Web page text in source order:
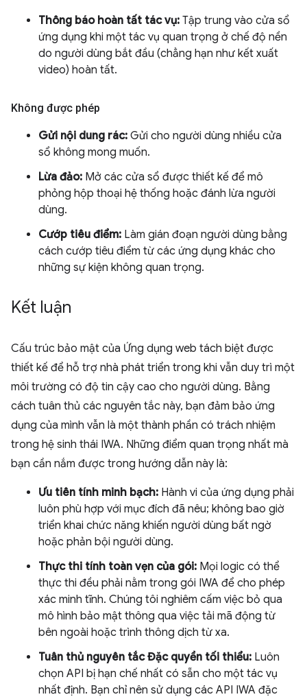
Thông báo hoàn tất tác vụ: Tập trung vào cửa sổ
ứng dụng khi một tác vụ quan trọng ở chế độ nền
do người dùng bắt đầu (chẳng hạn như kết xuất
video) hoàn tất.
Không được phép
Gửi nội dung rác: Gửi cho người dùng nhiều cửa
sổ không mong muốn.
Lừa đảo: Mở các cửa sổ được thiết kế để mô
phỏng hộp thoại hệ thống hoặc đánh lừa người
dùng.
Cướp tiêu điểm: Làm gián đoạn người dùng bằng
cách cướp tiêu điểm từ các ứng dụng khác cho
những sự kiện không quan trọng.
Kết luận
Cấu trúc bảo mật của Ứng dụng web tách biệt được
thiết kế để hỗ trợ nhà phát triển trong khi vẫn duy trì một
môi trường có độ tin cậy cao cho người dùng. Bằng
cách tuân thủ các nguyên tắc này, bạn đảm bảo ứng
dụng của mình vẫn là một thành phần có trách nhiệm
trong hệ sinh thái IWA. Những điểm quan trọng nhất mà
bạn cần nắm được trong hướng dẫn này là:
Ưu tiên tính minh bạch: Hành vi của ứng dụng phải
luôn phù hợp với mục đích đã nêu; không bao giờ
triển khai chức năng khiến người dùng bất ngờ
hoặc phản bội người dùng.
Thực thi tính toàn vẹn của gói: Mọi logic có thể
thực thi đều phải nằm trong gói IWA để cho phép
xác minh tĩnh. Chúng tôi nghiêm cấm việc bỏ qua
mô hình bảo mật thông qua việc tải mã động từ
bên ngoài hoặc trình thông dịch từ xa.
Tuân thủ nguyên tắc Đặc quyền tối thiểu: Luôn
chọn API bị hạn chế nhất có sẵn cho một tác vụ
nhất định. Bạn chỉ nên sử dụng các API IWA đặc